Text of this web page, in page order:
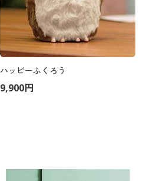
ハッピーふくろう
9,900円